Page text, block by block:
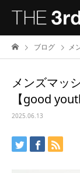
ブログ メ
メンズマッ
【good
2025.06.13